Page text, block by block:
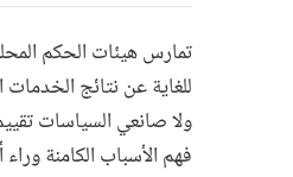
تمارس هيئات الحكم
للغاية عن نتائج
ولا صانعي السياسات
فهم الأسباب الكامنة